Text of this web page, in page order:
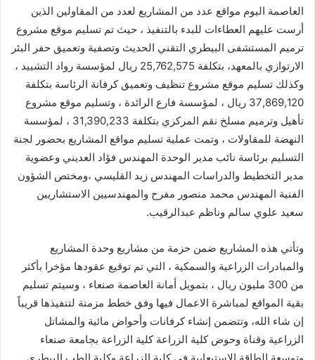
العاصمة اليوم مواقع عدد من المشاريع لعدد من المقاولين الذين
أرست عليهم العطاءات للبدء بالتنفيذ ، حيث تم تسليم موقع مشروع
ترميم المستشفى البيطري التقني الحديث وتصفية وتعميق حفر البئر
الارتوازي بالمعهد، بتكلفة 25,762,575 ريال لمؤسسة رواد التشييد ،
وكذلك تسليم موقع مشروع تنظيف وتعميق كرفانة الرئاسة بتكلفة
37,869,120 ريال ، لمؤسسة فارع الرائدة ، وتسليم موقع مشروع
تأهيل وترميم مسلخ نقم المركزي بتكلفة 31,390,233 ، لمؤسسة
النهضة للمقاولات ، وتمت عملية تسليم مواقع المشاريع بحضور لجنة
التسليم برئاسة نائب مدير الوحدة المهندس فؤاد العديني وعضوية
مدير التخطيط والدراسات المهندس زيد القليسي ،ومختص الشؤون
الفنية المهندس محمد منصور مفرح والمهندسيين الاستشاريين
سعيد علوي سالم وناظم عبدالرقيب.
وتأتي هذه المشاريع ضمن حزمة من مشاريع وحدة المشاريع
والمبادرات الزراعية والسمكية ، التي تم توقيع عقودها مؤخرا بأكثر
من 300 مليون ريال ، بتمويل أمانة العاصمة صنعاء ، وسيتم تسليم
بقية المواقع لمباشرة الاعمال فيها وفق خطط مزمنة لتنفيذها قريباً
إن شاء الله، وتتضمن إنشاء كرفانات وأحواض مائية والمشاتل
الزراعية وقناة وحوض كلية الزراعة كلية الزراعة بجامعة صنعاء